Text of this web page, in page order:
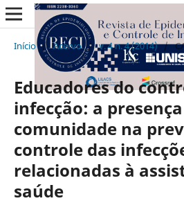
Início / Acervo / v. 4 n. 4 (2014) /
Educadores do
infecção: a
comunidade na
controle das
relacionadas à
saúde